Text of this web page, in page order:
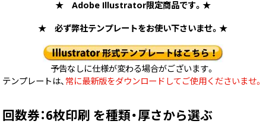
★ Adobe Illustrator限定商品です。★
★ 必ず弊社テンプレートをお使い下さいませ。★
予告なしに仕様が変わる場合がございます。
テンプレートは、 常に最新版をダウンロードしてご使用くださいませ。
回数券：6枚印刷 を種類・厚さから選ぶ
無線綴じ冊子